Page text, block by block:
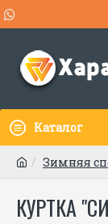
Каталог
Зимняя
КУРТКА